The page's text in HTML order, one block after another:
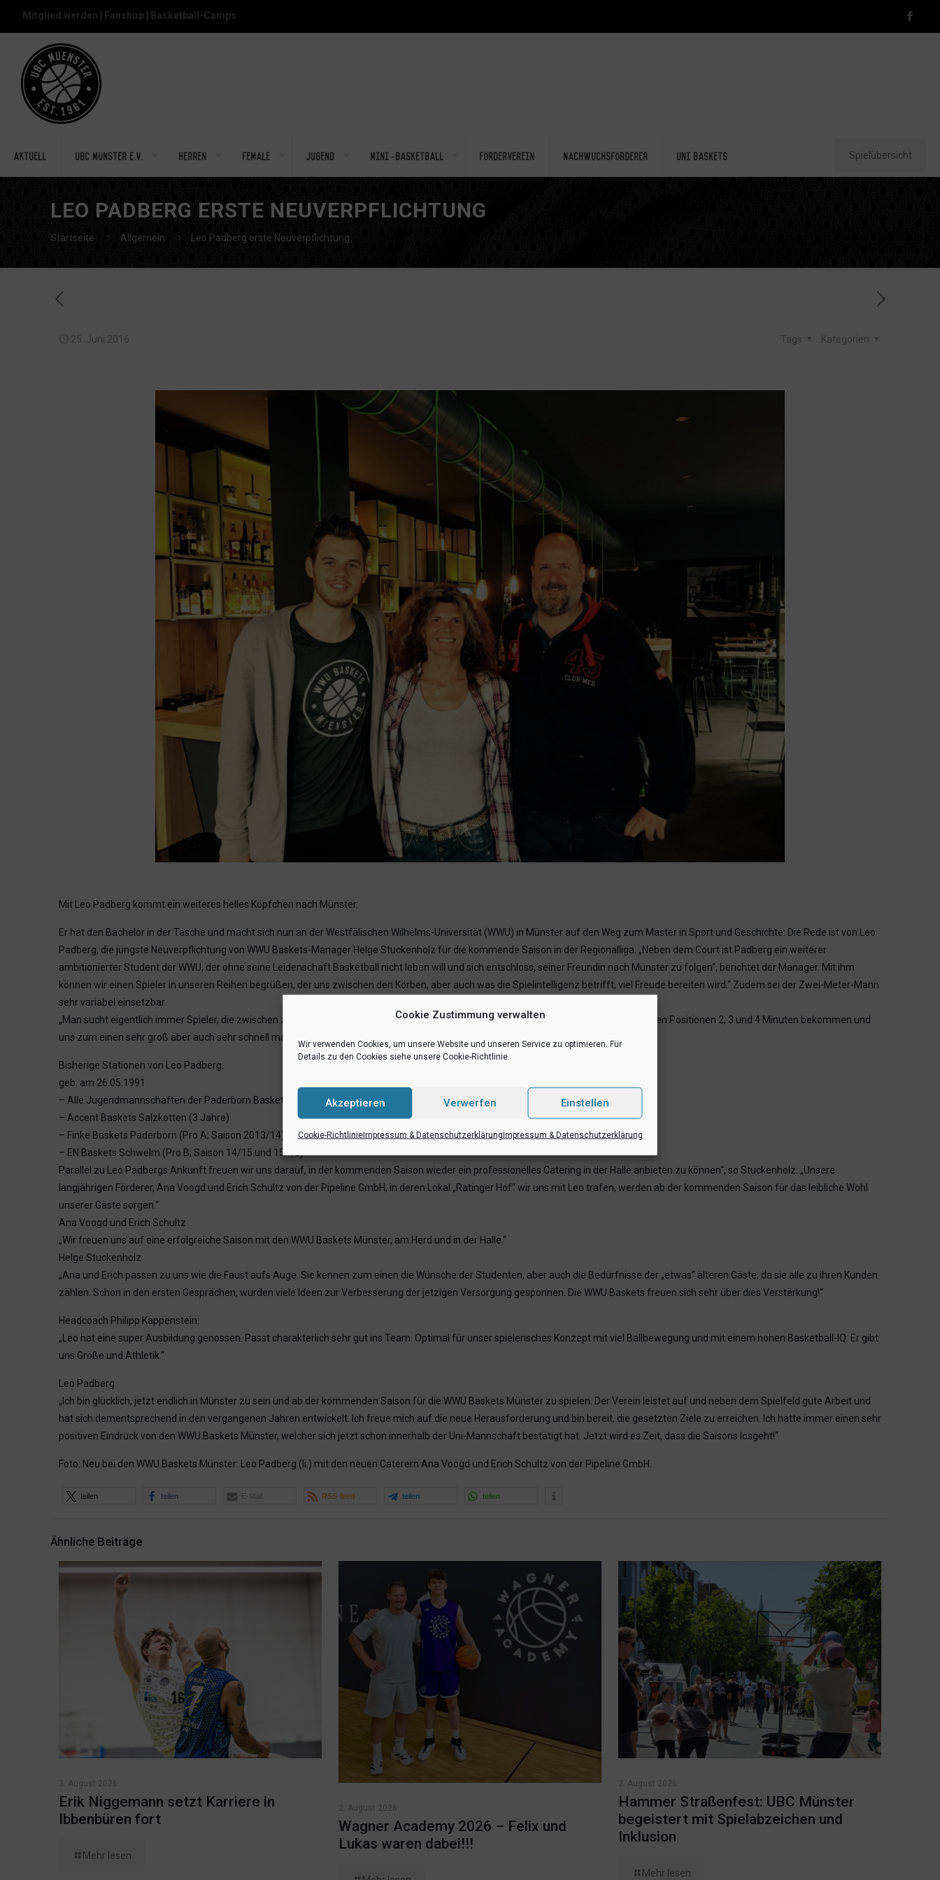
Cookie Zustimmung verwalten
Wir verwenden Cookies, um unsere Website und unseren Service zu optimieren. Für
Details zu den Cookies siehe unsere Cookie-Richtlinie.
Akzeptieren Verwerfen Einstellen
Cookie-RichtlinieImpressum & DatenschutzerklärungImpressum & Datenschutzerklärung
Mitglied werden Fanshop Basketball-Camps
Aktuell UBC Münster e.V. Herren Female Jugend Mini-Basketball Förderverein Nachwuchsförderer Uni Baskets Spielübersicht
LEO PADBERG ERSTE NEUVERPFLICHTUNG
Startseite Allgemein Leo Padberg erste Neuverpflichtung
25. Juni 2016 Kategorien
Tags
Mit Leo Padberg kommt ein weiteres helles Köpfchen nach Münster.
Er hat den Bachelor in der Tasche und macht sich nun an der Westfälischen Wilhelms-Universität (WWU) in Münster auf den Weg zum Master in Sport und Geschichte: Die Rede ist von Leo
Padberg, die jüngste Neuverpflichtung von WWU Baskets-Manager Helge Stuckenholz für die kommende Saison in der Regionalliga. „Neben dem Court ist Padberg ein weiterer
ambitionierter Student der WWU, der ohne seine Leidenschaft Basketball nicht leben will und sich entschloss, seiner Freundin nach Münster zu folgen“, berichtet der Manager. Mit ihm
können wir einen Spieler in unseren Reihen begrüßen, der uns zwischen den Körben, aber auch was die Spielintelligenz betrifft, viel Freude bereiten wird.“ Zudem sei der Zwei-Meter-Mann
sehr variabel einsetzbar.
„Man sucht eigentlich immer Spieler, die zwischen zwei Positionen hängen, da man so sein Lineup stetig verändern kann. Leo kann auf den Positionen 2, 3 und 4 Minuten bekommen und
uns zum einen sehr groß aber auch sehr schnell machen. Und dieses auf beiden Seiten des Feldes“, sagt Stuckenholz.
Bisherige Stationen von Leo Padberg:
geb. am 26.05.1991
– Alle Jugendmannschaften der Paderborn Baskets (von U10 bis U19)
– Accent Baskets Salzkotten (3 Jahre)
– Finke Baskets Paderborn (Pro A; Saison 2013/14)
– EN Baskets Schwelm (Pro B; Saison 14/15 und 15/16)
Parallel zu Leo Padbergs Ankunft freuen wir uns darauf, in der kommenden Saison wieder ein professionelles Catering in der Halle anbieten zu können“, so Stuckenholz. „Unsere
langjährigen Förderer, Ana Voogd und Erich Schultz von der Pipeline GmbH, in deren Lokal „Ratinger Hof“ wir uns mit Leo trafen, werden ab der kommenden Saison für das leibliche Wohl
unserer Gäste sorgen.“
Ana Voogd und Erich Schultz
„Wir freuen uns auf eine erfolgreiche Saison mit den WWU Baskets Münster, am Herd und in der Halle.“
Helge Stuckenholz
„Ana und Erich passen zu uns wie die Faust aufs Auge. Sie kennen zum einen die Wünsche der Studenten, aber auch die Bedürfnisse der „etwas“ älteren Gäste, da sie alle zu ihren Kunden
zählen. Schon in den ersten Gesprächen, wurden viele Ideen zur Verbesserung der jetzigen Versorgung gesponnen. Die WWU Baskets freuen sich sehr über dies Verstärkung!“
Headcoach Philipp Kappenstein:
„Leo hat eine super Ausbildung genossen. Passt charakterlich sehr gut ins Team. Optimal für unser spielerisches Konzept mit viel Ballbewegung und mit einem hohen Basketball-IQ. Er gibt
uns Größe und Athletik.“
Leo Padberg
„Ich bin glücklich, jetzt endlich in Münster zu sein und ab der kommenden Saison für die WWU Baskets Münster zu spielen. Der Verein leistet auf und neben dem Spielfeld gute Arbeit und
hat sich dementsprechend in den vergangenen Jahren entwickelt. Ich freue mich auf die neue Herausforderung und bin bereit, die gesetzten Ziele zu erreichen. Ich hatte immer einen sehr
positiven Eindruck von den WWU Baskets Münster, welcher sich jetzt schon innerhalb der Uni-Mannschaft bestätigt hat. Jetzt wird es Zeit, dass die Saisons losgeht!“
Foto: Neu bei den WWU Baskets Münster: Leo Padberg (li.) mit den neuen Caterern Ana Voogd und Erich Schultz von der Pipeline GmbH.
teilen teilen E-Mail RSS-feed teilen teilen
Ähnliche Beiträge
3. August 2026
Erik Niggemann setzt Karriere in
Ibbenbüren fort
Mehr lesen
2. August 2026
Wagner Academy 2026 – Felix und
Lukas waren dabei!!!
2. August 2026
Hammer Straßenfest: UBC Münster
begeistert mit Spielabzeichen und
Inklusion
Mehr lesen